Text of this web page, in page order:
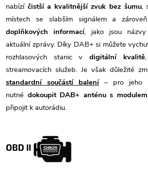
nabízí čistší a kvalitnější zvuk bez šumu,
místech se slabším signálem a zároveň
doplňkových informací, jako jsou
aktuální zprávy. Díky DAB+ si můžete
rozhlasových stanic v
digitální kvalitě
streamovacích služeb. Je však důležité
standardní součástí balení – pro jeho
nutné dokoupit DAB+ anténu s modulem
připojit k autorádiu.
OBD II